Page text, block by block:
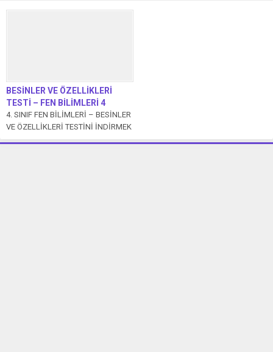
BESİNLER VE ÖZELLİKLERİ
TESTİ – FEN BİLİMLERİ 4
4. SINIF FEN BİLİMLERİ – BESİNLER
VE ÖZELLİKLERİ TESTİNİ İNDİRMEK
İÇİN TIKLAYIN